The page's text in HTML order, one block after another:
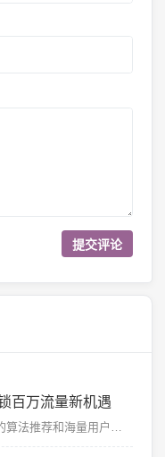
百万流量新机遇
在移动互联网时代，今日头条凭借强大的算法推荐和海量用户，成为众多内容创作者展示才华、分享观点的重要平...